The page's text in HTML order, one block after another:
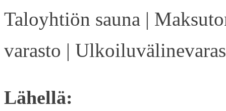
Taloyhtiön sauna |
varasto |
Lähellä: